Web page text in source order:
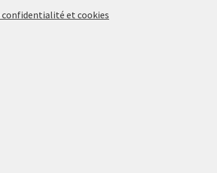
confidentialité et cookies